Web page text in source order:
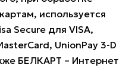
используется
Secure для VISA,
UnionPay 3-D
БЕЛКАРТ – Интернет